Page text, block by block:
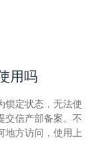
用吗
锁定状态，无法使
交信产部备案。不
地方访问，使用上